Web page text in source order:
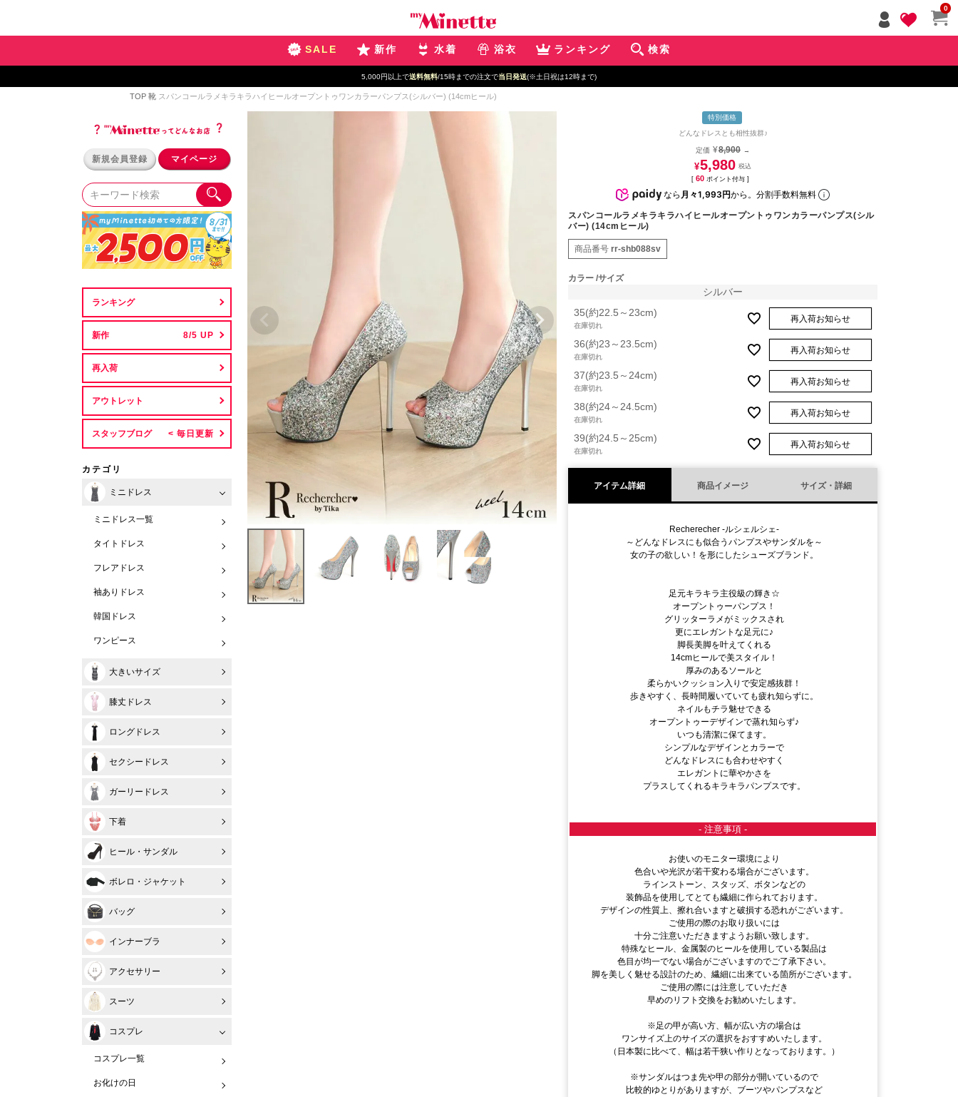
0
SALE 新作 水着 浴衣 ランキング 検索
5,000円以上で送料無料/15時までの注文で当日発送(※土日祝は12時まで)
TOP 靴 スパンコールラメキラキラハイヒールオープントゥワンカラーパンプス(シルバー) (14cmヒール)
新規会員登録 マイページ
ランキング
新作
再入荷
アウトレット
スタッフブログ
カテゴリ
ミニドレス
ミニドレス一覧
タイトドレス
フレアドレス
袖ありドレス
韓国ドレス
ワンピース
大きいサイズ
膝丈ドレス
ロングドレス
セクシードレス
ガーリードレス
下着
ヒール・サンダル
ボレロ・ジャケット
バッグ
インナーブラ
アクセサリー
スーツ
コスプレ
コスプレ一覧
お化けの日
特別価格
どんなドレスとも相性抜群♪
定価 ¥8,900 →
¥5,980
[ 60 ポイント付与 ]
なら 月々1,993円から。分割手数料無料
スパンコールラメキラキラハイヒールオープントゥワンカラーパンプス(シル
バー) (14cmヒール)
商品番号 rr-shb088sv
カラー サイズ
シルバー
35(約22.5～23cm)
在庫切れ
再入荷お知らせ
36(約23～23.5cm)
在庫切れ
再入荷お知らせ
37(約23.5～24cm)
在庫切れ
再入荷お知らせ
38(約24～24.5cm)
在庫切れ
再入荷お知らせ
39(約24.5～25cm)
在庫切れ
再入荷お知らせ
アイテム詳細 商品イメージ サイズ・詳細
Recherecher -ルシェルシェ-
～どんなドレスにも似合うパンプスやサンダルを～
女の子の欲しい！を形にしたシューズブランド。
足元キラキラ主役級の輝き☆
オープントゥーパンプス！
グリッターラメがミックスされ
更にエレガントな足元に♪
脚長美脚を叶えてくれる
14cmヒールで美スタイル！
厚みのあるソールと
柔らかいクッション入りで安定感抜群！
歩きやすく、長時間履いていても疲れ知らずに。
ネイルもチラ魅せできる
オープントゥーデザインで蒸れ知らず♪
いつも清潔に保てます。
シンプルなデザインとカラーで
どんなドレスにも合わせやすく
エレガントに華やかさを
プラスしてくれるキラキラパンプスです。
- 注意事項 -
お使いのモニター環境により
色合いや光沢が若干変わる場合がございます。
ラインストーン、スタッズ、ボタンなどの
装飾品を使用してとても繊細に作られております。
デザインの性質上、擦れ合いますと破損する恐れがございます。
ご使用の際のお取り扱いには
十分ご注意いただきますようお願い致します。
特殊なヒール、金属製のヒールを使用している製品は
色目が均一でない場合がございますのでご了承下さい。
脚を美しく魅せる設計のため、繊細に出来ている箇所がございます。
ご使用の際には注意していただき
早めのリフト交換をお勧めいたします。
※足の甲が高い方、幅が広い方の場合は
ワンサイズ上のサイズの選択をおすすめいたします。
（日本製に比べて、幅は若干狭い作りとなっております。）
※サンダルはつま先や甲の部分が開いているので
比較的ゆとりがありますが、ブーツやパンプスなど
ジト
ップ